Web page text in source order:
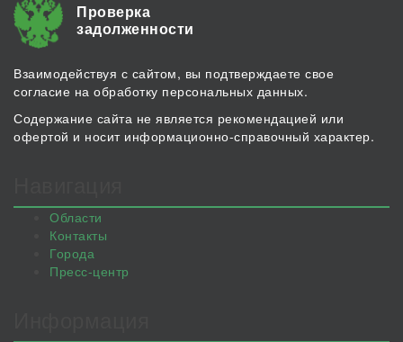
Проверка
задолженности
Взаимодействуя с сайтом, вы подтверждаете свое
согласие на обработку персональных данных.
Содержание сайта не является рекомендацией или
офертой и носит информационно-справочный характер.
Области
Контакты
Города
Пресс-центр